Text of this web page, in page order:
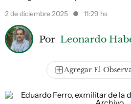
2 de diciembre 2025 11:29 hs
Por Leonardo
Agregar El